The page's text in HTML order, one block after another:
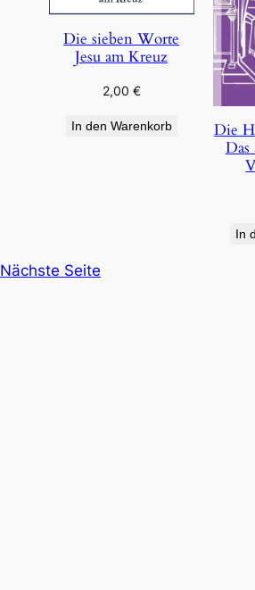
Die sieben Worte
Jesu am Kreuz
2,00 €
In den Warenkorb
Die
Das
In
Nächste Seite